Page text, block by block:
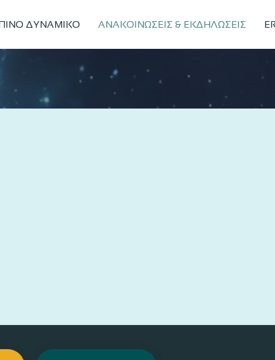
ΔΥΝΑΜΙΚΟ ΑΝΑΚΟΙΝΩΣΕΙΣ & ΕΚΔΗΛΩΣΕΙΣ